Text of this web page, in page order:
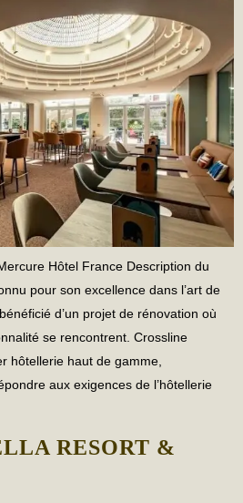
Hôtel France Description du
pour son excellence dans l’art de
d’un projet de rénovation où
se rencontrent. Crossline
hôtellerie haut de gamme,
aux exigences de l’hôtellerie
RESORT &